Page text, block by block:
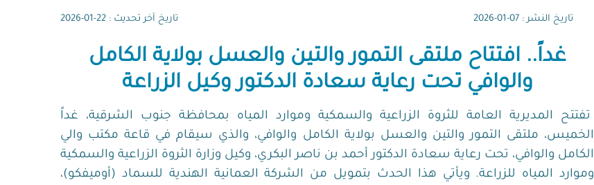
تاريخ النشر : 07-01-2026 تاريخ آخر تحديث : 22-01-2026
غداً.. افتتاح ملتقى التمور والتين والعسل بولاية الكامل
والوافي تحت رعاية سعادة الدكتور وكيل الزراعة
تفتتح المديرية العامة للثروة الزراعية والسمكية وموارد المياه بمحافظة جنوب الشرقية، غداً
الخميس، ملتقى التمور والتين والعسل بولاية الكامل والوافي، والذي سيقام في قاعة مكتب والي
الكامل والوافي، تحت رعاية سعادة الدكتور أحمد بن ناصر البكري، وكيل وزارة الثروة الزراعية والسمكية
وموارد المياه للزراعة. ويأتي هذا الحدث بتمويل من الشركة العمانية الهندية للسماد (أوميفكو)،